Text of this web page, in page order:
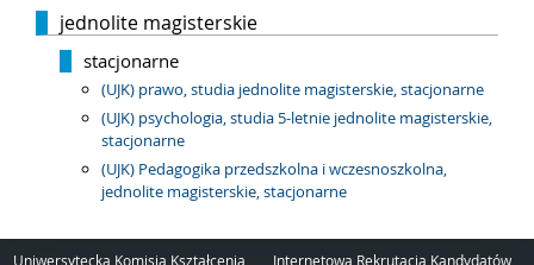
jednolite magisterskie
stacjonarne
(UJK) prawo, studia jednolite magisterskie, stacjonarne
(UJK) psychologia, studia 5-letnie jednolite magisterskie,
stacjonarne
(UJK) Pedagogika przedszkolna i wczesnoszkolna,
jednolite magisterskie, stacjonarne
Uniwersytecka Komisja Kształcenia Internetowa Rekrutacja Kandydatów